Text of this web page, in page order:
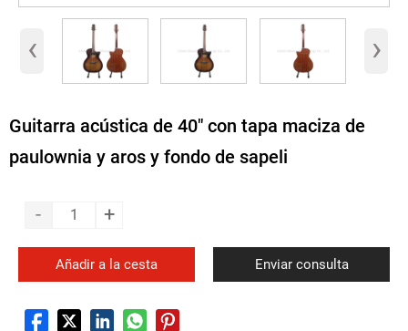
‹ ›
Guitarra acústica de 40" con tapa maciza de
paulownia y aros y fondo de sapeli
- +
Añadir a la cesta Enviar consulta